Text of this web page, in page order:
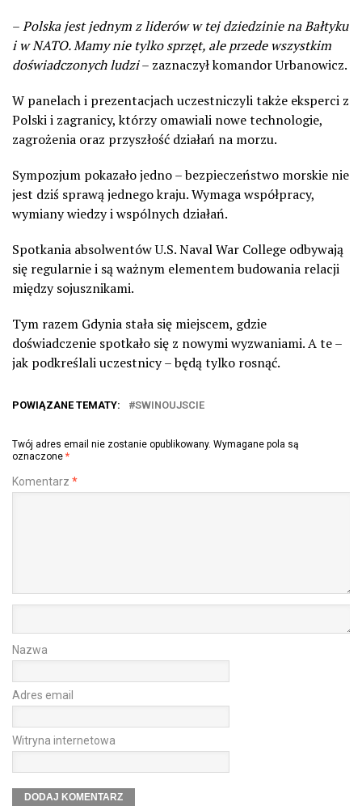
–Polska jest jednym z liderów w tej dziedzinie na Bałtyku
i w NATO. Mamy nie tylko sprzęt, ale przede wszystkim
doświadczonych ludzi– zaznaczył komandor Urbanowicz.
W panelach i prezentacjach uczestniczyli także eksperci z
Polski i zagranicy, którzy omawiali nowe technologie,
zagrożenia oraz przyszłość działań na morzu.
Sympozjum pokazało jedno – bezpieczeństwo morskie nie
jest dziś sprawą jednego kraju. Wymaga współpracy,
wymiany wiedzy i wspólnych działań.
Spotkania absolwentów U.S. Naval War College odbywają
się regularnie i są ważnym elementem budowania relacji
między sojusznikami.
Tym razem Gdynia stała się miejscem, gdzie
doświadczenie spotkało się z nowymi wyzwaniami. A te –
jak podkreślali uczestnicy – będą tylko rosnąć.
POWIĄZANE TEMATY: SWINOUJSCIE
Twój adres email nie zostanie opublikowany. Wymagane pola są
oznaczone *
Komentarz *
Nazwa
Adres email
Witryna internetowa